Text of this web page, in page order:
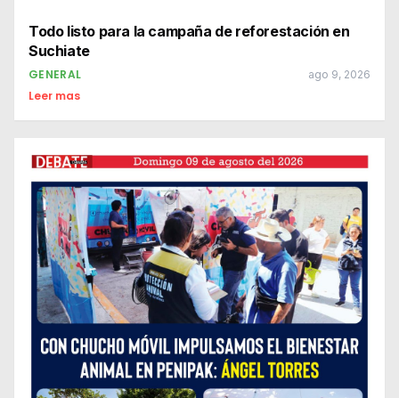
Todo listo para la campaña de reforestación en
Suchiate
GENERAL ago 9, 2026
Leer mas